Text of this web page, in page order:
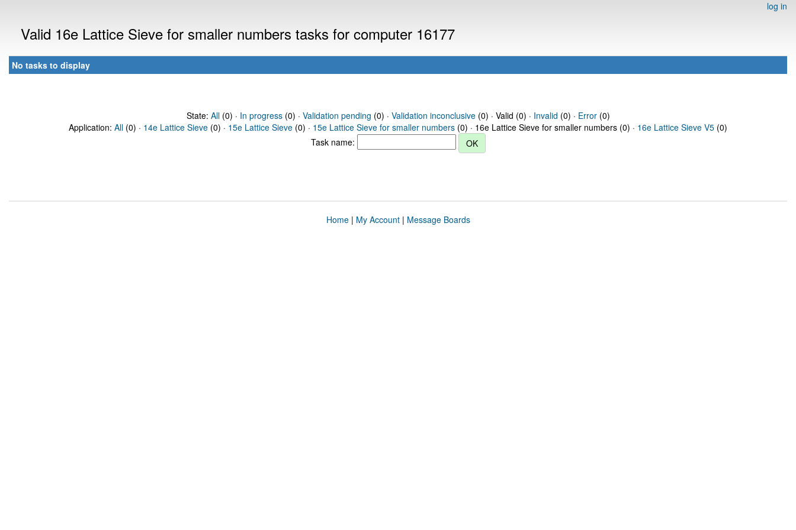
log in
Valid 16e Lattice Sieve for smaller numbers tasks for computer 16177
No tasks to display
State: All(0) · In progress(0) · Validation pending (0) · Validation inconclusive(0) · Valid (0) · Invalid (0) · Error(0)
Application: All (0) · 14e Lattice Sieve (0) · 15e Lattice Sieve (0) · 15e Lattice Sieve for smaller numbers (0) · 16e Lattice Sieve for smaller numbers (0) · 16e Lattice Sieve V5 (0)
Task name:
Home| My Account| Message Boards